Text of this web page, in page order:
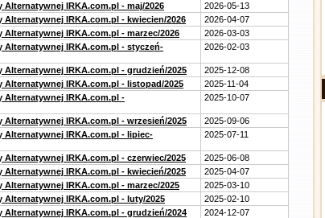
IRKA.com.pl - maj/2026
2026-05-13
IRKA.com.pl - kwiecien/2026
2026-04-07
IRKA.com.pl - marzec/2026
2026-03-03
IRKA.com.pl - styczeń-
2026-02-03
IRKA.com.pl - grudzień/2025
2025-12-08
IRKA.com.pl - listopad/2025
2025-11-04
IRKA.com.pl -
2025-10-07
IRKA.com.pl - wrzesień/2025
2025-09-06
IRKA.com.pl - lipiec-
2025-07-11
IRKA.com.pl - czerwiec/2025
2025-06-08
IRKA.com.pl - kwiecień/2025
2025-04-07
IRKA.com.pl - marzec/2025
2025-03-10
IRKA.com.pl - luty/2025
2025-02-10
IRKA.com.pl - grudzień/2024
2024-12-07